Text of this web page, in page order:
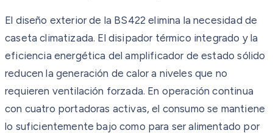
El diseño exterior de la BS422 elimina la necesidad de
caseta climatizada. El disipador térmico integrado y la
eficiencia energética del amplificador de estado sólido
reducen la generación de calor a niveles que no
requieren ventilación forzada. En operación continua
con cuatro portadoras activas, el consumo se mantiene
lo suficientemente bajo como para ser alimentado por